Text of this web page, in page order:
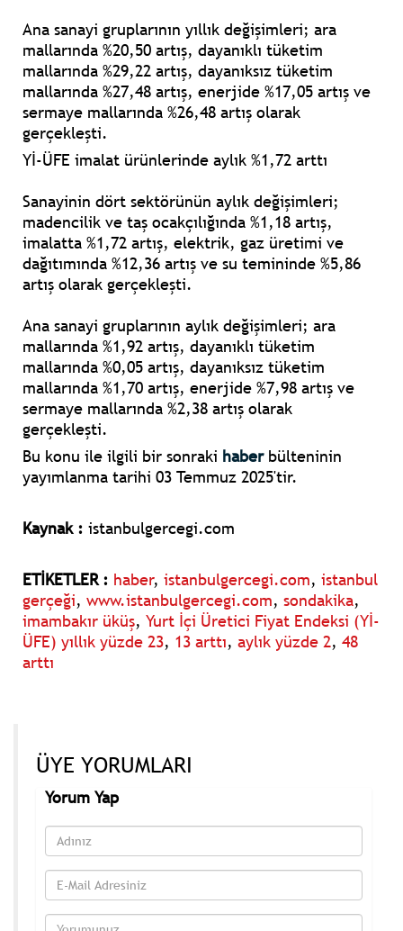
Ana sanayi gruplarının yıllık değişimleri; ara
mallarında %20,50 artış, dayanıklı tüketim
mallarında %29,22 artış, dayanıksız tüketim
mallarında %27,48 artış, enerjide %17,05 artış ve
sermaye mallarında %26,48 artış olarak
gerçekleşti.
Yİ-ÜFE imalat ürünlerinde aylık %1,72 arttı
Sanayinin dört sektörünün aylık değişimleri;
madencilik ve taş ocakçılığında %1,18 artış,
imalatta %1,72 artış, elektrik, gaz üretimi ve
dağıtımında %12,36 artış ve su temininde %5,86
artış olarak gerçekleşti.
Ana sanayi gruplarının aylık değişimleri; ara
mallarında %1,92 artış, dayanıklı tüketim
mallarında %0,05 artış, dayanıksız tüketim
mallarında %1,70 artış, enerjide %7,98 artış ve
sermaye mallarında %2,38 artış olarak
gerçekleşti.
Bu konu ile ilgili bir sonraki haberbülteninin
yayımlanma tarihi 03 Temmuz 2025'tir.
Kaynak : istanbulgercegi.com
ETİKETLER : haber, istanbulgercegi.com, istanbul
gerçeği, www.istanbulgercegi.com, sondakika,
imambakır üküş, Yurt İçi Üretici Fiyat Endeksi (Yİ-
ÜFE) yıllık yüzde 23, 13 arttı, aylık yüzde 2, 48
arttı
ÜYE YORUMLARI
Yorum Yap